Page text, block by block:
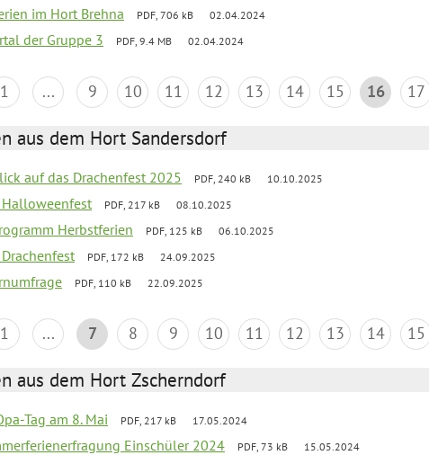
im Hort Brehna PDF, 706 kB 02.04.2024
der Gruppe 3 PDF, 9.4 MB 02.04.2024
1 ... 9 10 11 12 13 14 15 16 17
aus dem Hort Sandersdorf
auf das Drachenfest 2025 PDF, 240 kB 10.10.2025
PDF, 217 kB 08.10.2025
Herbstferien PDF, 125 kB 06.10.2025
PDF, 172 kB 24.09.2025
PDF, 110 kB 22.09.2025
1 ... 7 8 9 10 11 12 13 14 15
aus dem Hort Zscherndorf
Tag am 8. Mai PDF, 217 kB 17.05.2024
Einschüler 2024 PDF, 73 kB 15.05.2024